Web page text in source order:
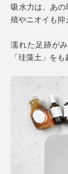
吸水力は、あ
殖やニオイも抑
濡れた足跡が
「珪藻土」を